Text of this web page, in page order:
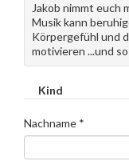
Jakob nimmt euch
Musik kann
Körpergefühl und
motivieren ...und
Kind
Nachname *